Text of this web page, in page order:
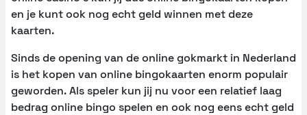
en je kunt ook nog echt geld winnen met deze
kaarten.
Sinds de opening van de online gokmarkt in Nederland
is het kopen van online bingokaarten enorm populair
geworden. Als speler kun jij nu voor een relatief laag
bedrag online bingo spelen en ook nog eens echt geld